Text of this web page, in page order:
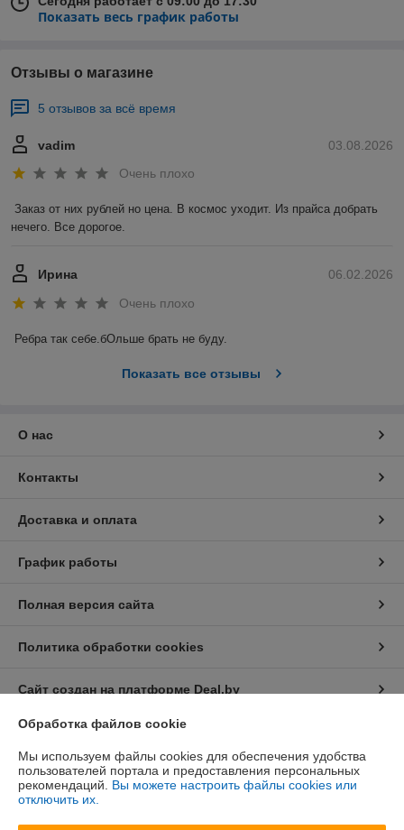
Показать весь график работы
Отзывы о магазине
5 отзывов за всё время
03.08.2026
vadim
Очень плохо
Заказ от них рублей но цена. В космос уходит. Из прайса добрать
нечего. Все дорогое.
06.02.2026
Ирина
Очень плохо
Ребра так себе.бОльше брать не буду.
Показать все отзывы
О нас
Контакты
Доставка и оплата
График работы
Полная версия сайта
Политика обработки cookies
Сайт создан на платформе Deal.by
Обработка файлов cookie
Мы используем файлы cookies для обеспечения удобства
пользователей портала и предоставления персональных
рекомендаций. Вы можете настроить файлы cookies или
отключить их.